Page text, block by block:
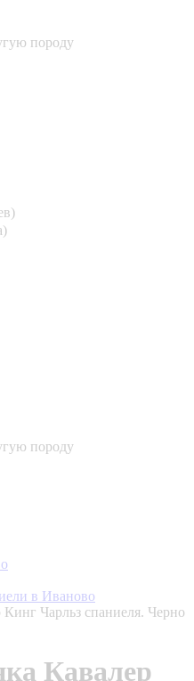
породу
породу
в Иваново
Чарльз спаниеля. Черно
Кавалер